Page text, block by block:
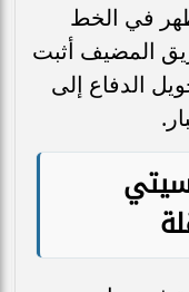
في الخط
المضيف أثبت
الدفاع إلى